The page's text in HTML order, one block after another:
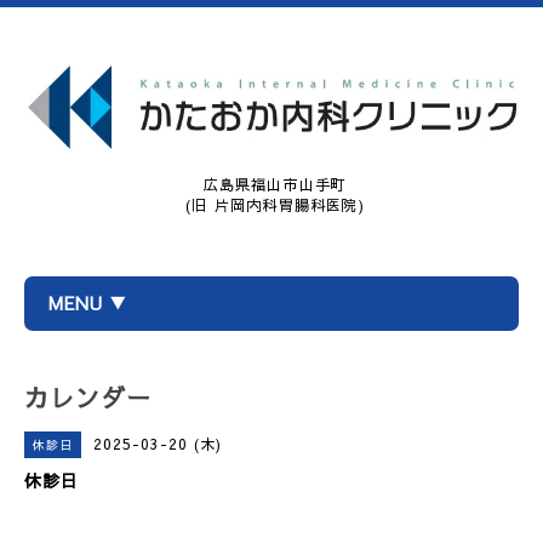
広島県福山市山手町
(旧 片岡内科胃腸科医院)
MENU ▼
カレンダー
休診日 2025-03-20 (木)
休診日